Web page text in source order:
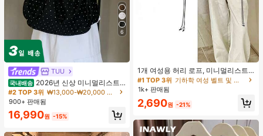
6
TUU
국내배송 2026년 신상 미니멀리스트
도트 캔버스 토트백, 대용량 캐주얼 다
용도 통근 숄더 핸드백
#2 TOP 3위
₩13,000-₩20,000 여성 숄더백
900+ 판매됨
16,990원 -15%
1개 여성용 허리 로프, 미니멀리스트
보헤미안 패션 매듭 허리 벨트, 드레
스, 캐주얼 팬츠와 함께 일상 착용에
적합한 장식용 허리 액세서리
기하학 여성 벨트 및 벨트 액세서리
거의 매진!
#1 TOP 3위
기하학 여성 벨트 및 벨트 액세서리
거의 매진!
#1 TOP 3위
기하학 여성 벨트 및 벨트 액세서리
거의 매진!
#1 TOP 3위
거의 매진!
1k+ 판매됨
2,690원 -21%